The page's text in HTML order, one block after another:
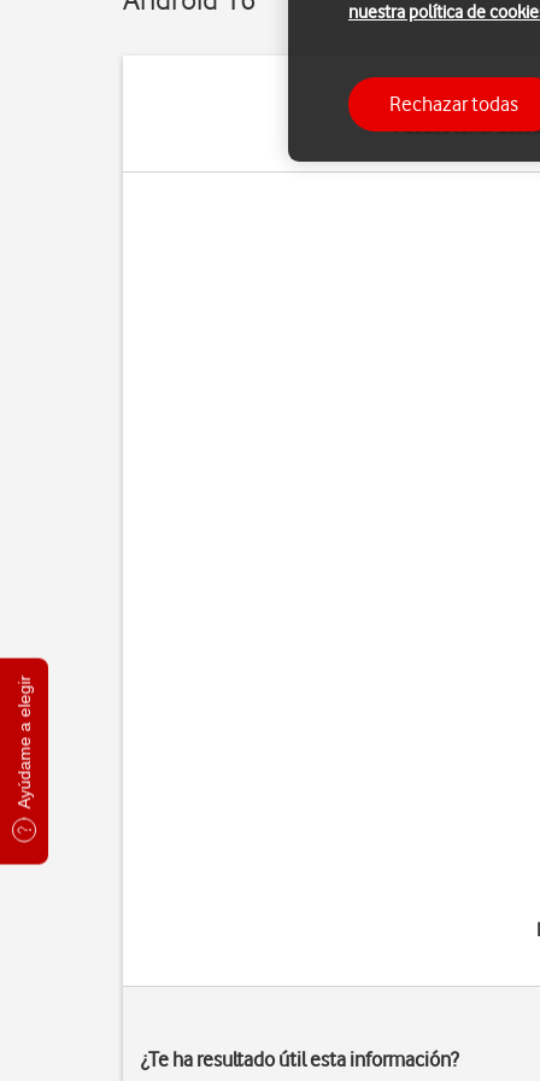
Ayúdame a elegir
Puedes tener
¿Te ha resultado útil esta información?
nuestra política de
Rechazar todas